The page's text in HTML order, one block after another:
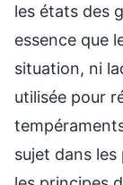
les états des
essence que
situation, ni
utilisée pour
sujet dans les